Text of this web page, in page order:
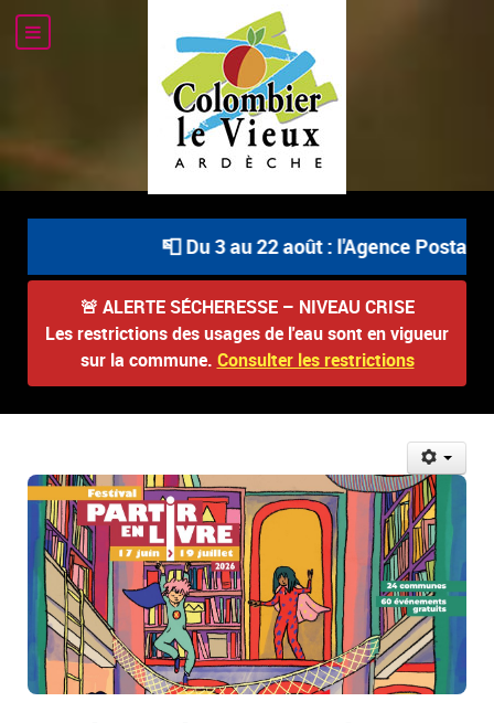
📮 Du 3 au 22 août : l'Agence Postale
🚨 ALERTE SÉCHERESSE – NIVEAU CRISE
Les restrictions des usages de l'eau sont en vigueur
sur la commune. Consulter les restrictions